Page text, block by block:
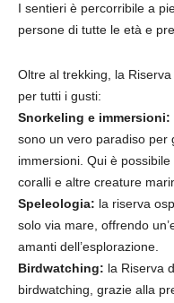
I sentieri è percorribile a
persone di tutte le età e
Oltre al trekking, la
per tutti i gusti:
Snorkeling e immersioni:
sono un vero paradiso per
immersioni. Qui è
coralli e altre creature
Speleologia: la riserva
solo via mare, offrendo
amanti dell’esplorazione.
Birdwatching: la Riserva
birdwatching, grazie alla